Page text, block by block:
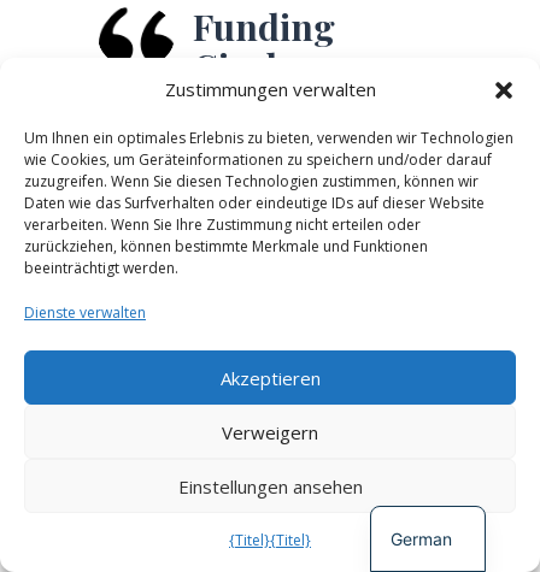
Zustimmungen verwalten
Um Ihnen ein optimales Erlebnis zu bieten, verwenden wir Technologien
wie Cookies, um Geräteinformationen zu speichern und/oder darauf
zuzugreifen. Wenn Sie diesen Technologien zustimmen, können wir
Daten wie das Surfverhalten oder eindeutige IDs auf dieser Website
verarbeiten. Wenn Sie Ihre Zustimmung nicht erteilen oder
zurückziehen, können bestimmte Merkmale und Funktionen
beeinträchtigt werden.
Dienste verwalten
Akzeptieren
Verweigern
Einstellungen ansehen
{Titel}{Titel}
Funding
Circle
Inkubation
Menschen aus der internationalen
Permakultur-Gemeinschaft, die über einige
Hintergrund in der Finanzierung, werden
mitzugestalten
dieses Projekt entwickelten Materialien
Die Öffentlichkeitsarbeit wird mit der
Kommunikation koordiniert.
Funktionen des CoLab, um auch diejenigen
German